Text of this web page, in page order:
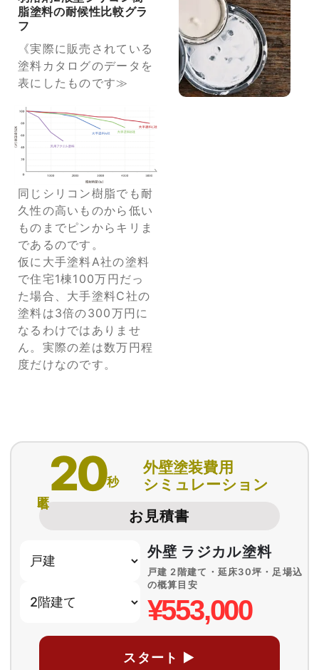
脂塗料の耐候性比較グラ
フ
《実際に販売されている
塗料カタログのデータを
表にしたものです≫
同じシリコン樹脂でも耐
久性の高いものから低い
ものまでピンからキリま
であるのです。
仮に大手塗料A社の塗料
で住宅1棟100万円だっ
た場合、大手塗料C社の
塗料は3倍の300万円に
なるわけではありませ
ん。実際の差は数万円程
度だけなのです。
20秒
外壁塗装費用
シミュレーション
お見積書
外壁 ラジカル塗料
戸建 2階建て・延床30坪・足場込
の概算目安
¥553,000
スタート ▶